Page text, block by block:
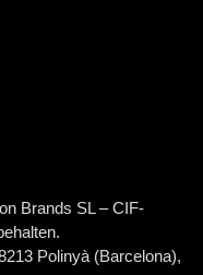
Brands SL– CIF-
Polinyà (Barcelona),